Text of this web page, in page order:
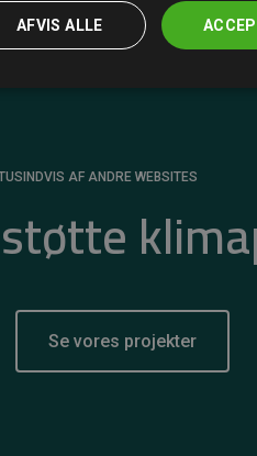
AF ANDRE WEBSITES
Se vores projekter
AFVIS ALLE